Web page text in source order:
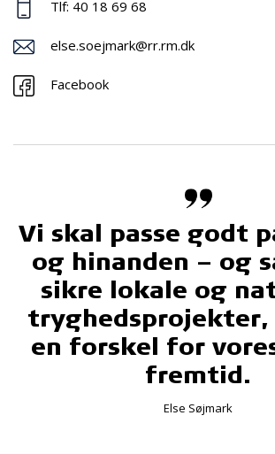
Tlf: 40 18 69 68
else.soejmark@rr.rm.dk
Facebook
Vi skal passe godt
og hinanden – og
sikre lokale og
tryghedsprojekter,
en forskel for
fremtid.
Else Søjmark